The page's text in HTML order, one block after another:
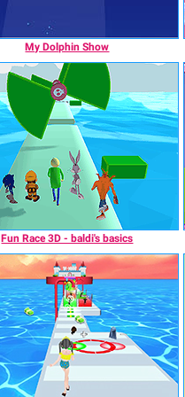
My Dolphin Show
Fun Race 3D - baldi's basics